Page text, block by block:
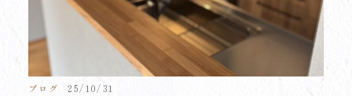
ブログ 25/10/31